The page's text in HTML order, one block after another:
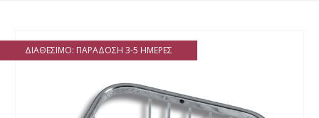
ΔΙΑΘΈΣΙΜΟ: ΠΑΡΆΔΟΣΗ 3-5 ΗΜΈΡΕΣ